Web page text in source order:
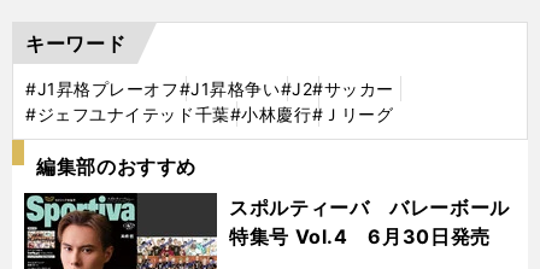
キーワード
#J1昇格プレーオフ#J1昇格争い#J2#サッカー
#ジェフユナイテッド千葉#小林慶行#Ｊリーグ
編集部のおすすめ
スポルティーバ バレーボール
特集号 Vol.4 6月30日発売